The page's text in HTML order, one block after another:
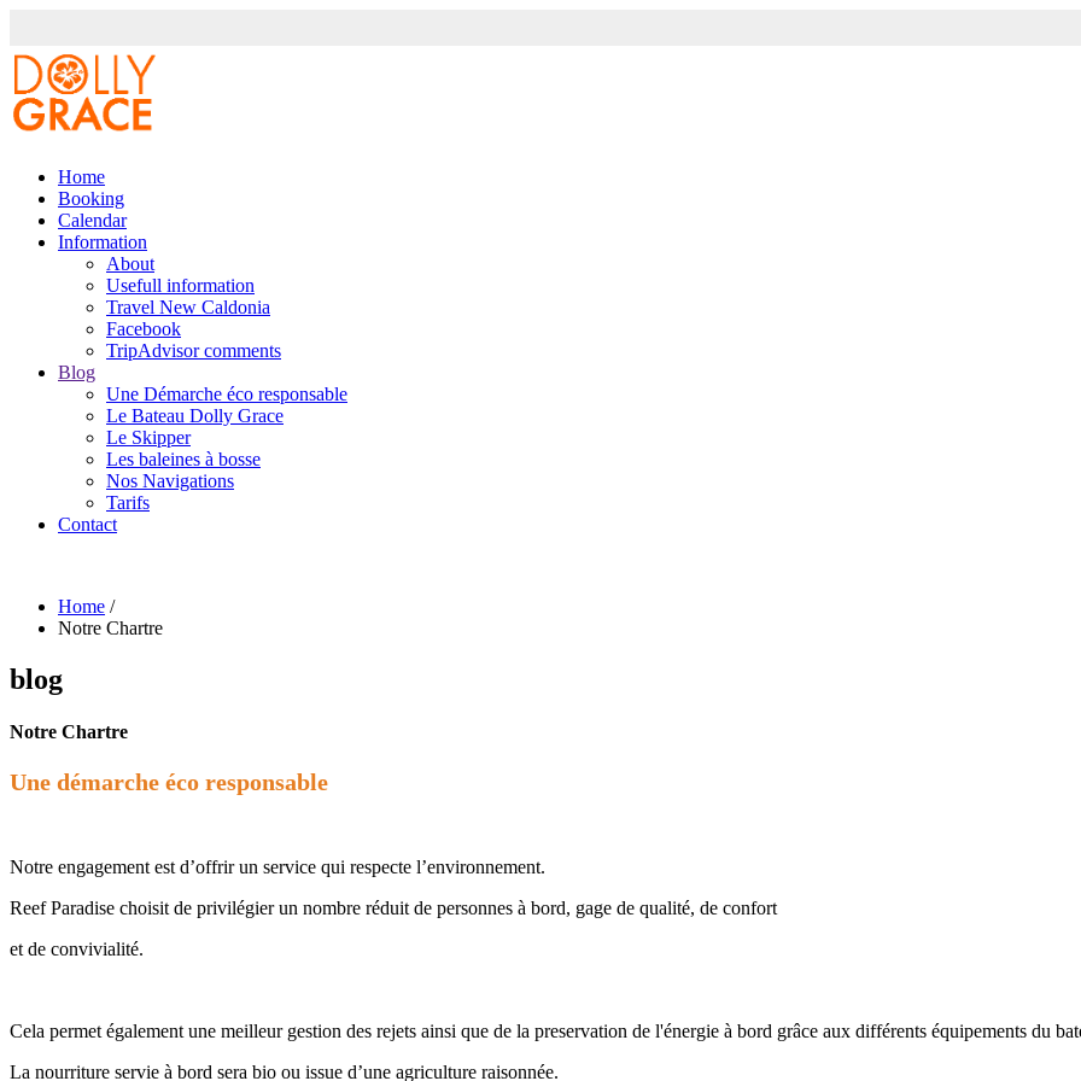
Home
Booking
Calendar
Information
About
Usefull information
Travel New Caldonia
Facebook
TripAdvisor comments
Blog
Une Démarche éco responsable
Le Bateau Dolly Grace
Le Skipper
Les baleines à bosse
Nos Navigations
Tarifs
Contact
Home /
Notre Chartre
blog
Notre Chartre
Une démarche éco responsable
Notre engagement est d’offrir un service qui respecte l’environnement.
Reef Paradise choisit de privilégier un nombre réduit de personnes à bord, gage de qualité, de confort
et de convivialité.
Cela permet également une meilleur gestion des rejets ainsi que de la preservation de l'énergie à bord grâce aux différents équipements du
La nourriture servie à bord sera bio ou issue d’une agriculture raisonnée.